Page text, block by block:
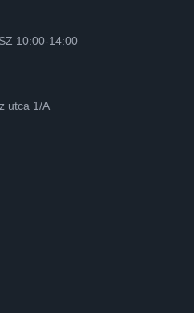
10:00-14:00
utca 1/A